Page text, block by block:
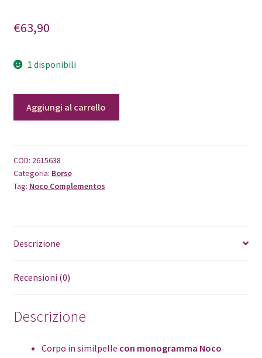
€63,90
1 disponibili
Noco
quantità
Aggiungi al carrello
COD: 2615638
Categoria: Borse
Tag: Noco Complementos
Descrizione
Recensioni (0)
Descrizione
Corpo in similpelle con monogramma Noco